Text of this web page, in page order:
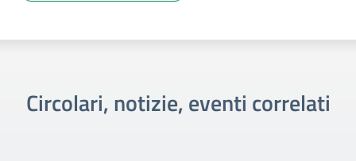
Circolari, notizie, eventi correlati